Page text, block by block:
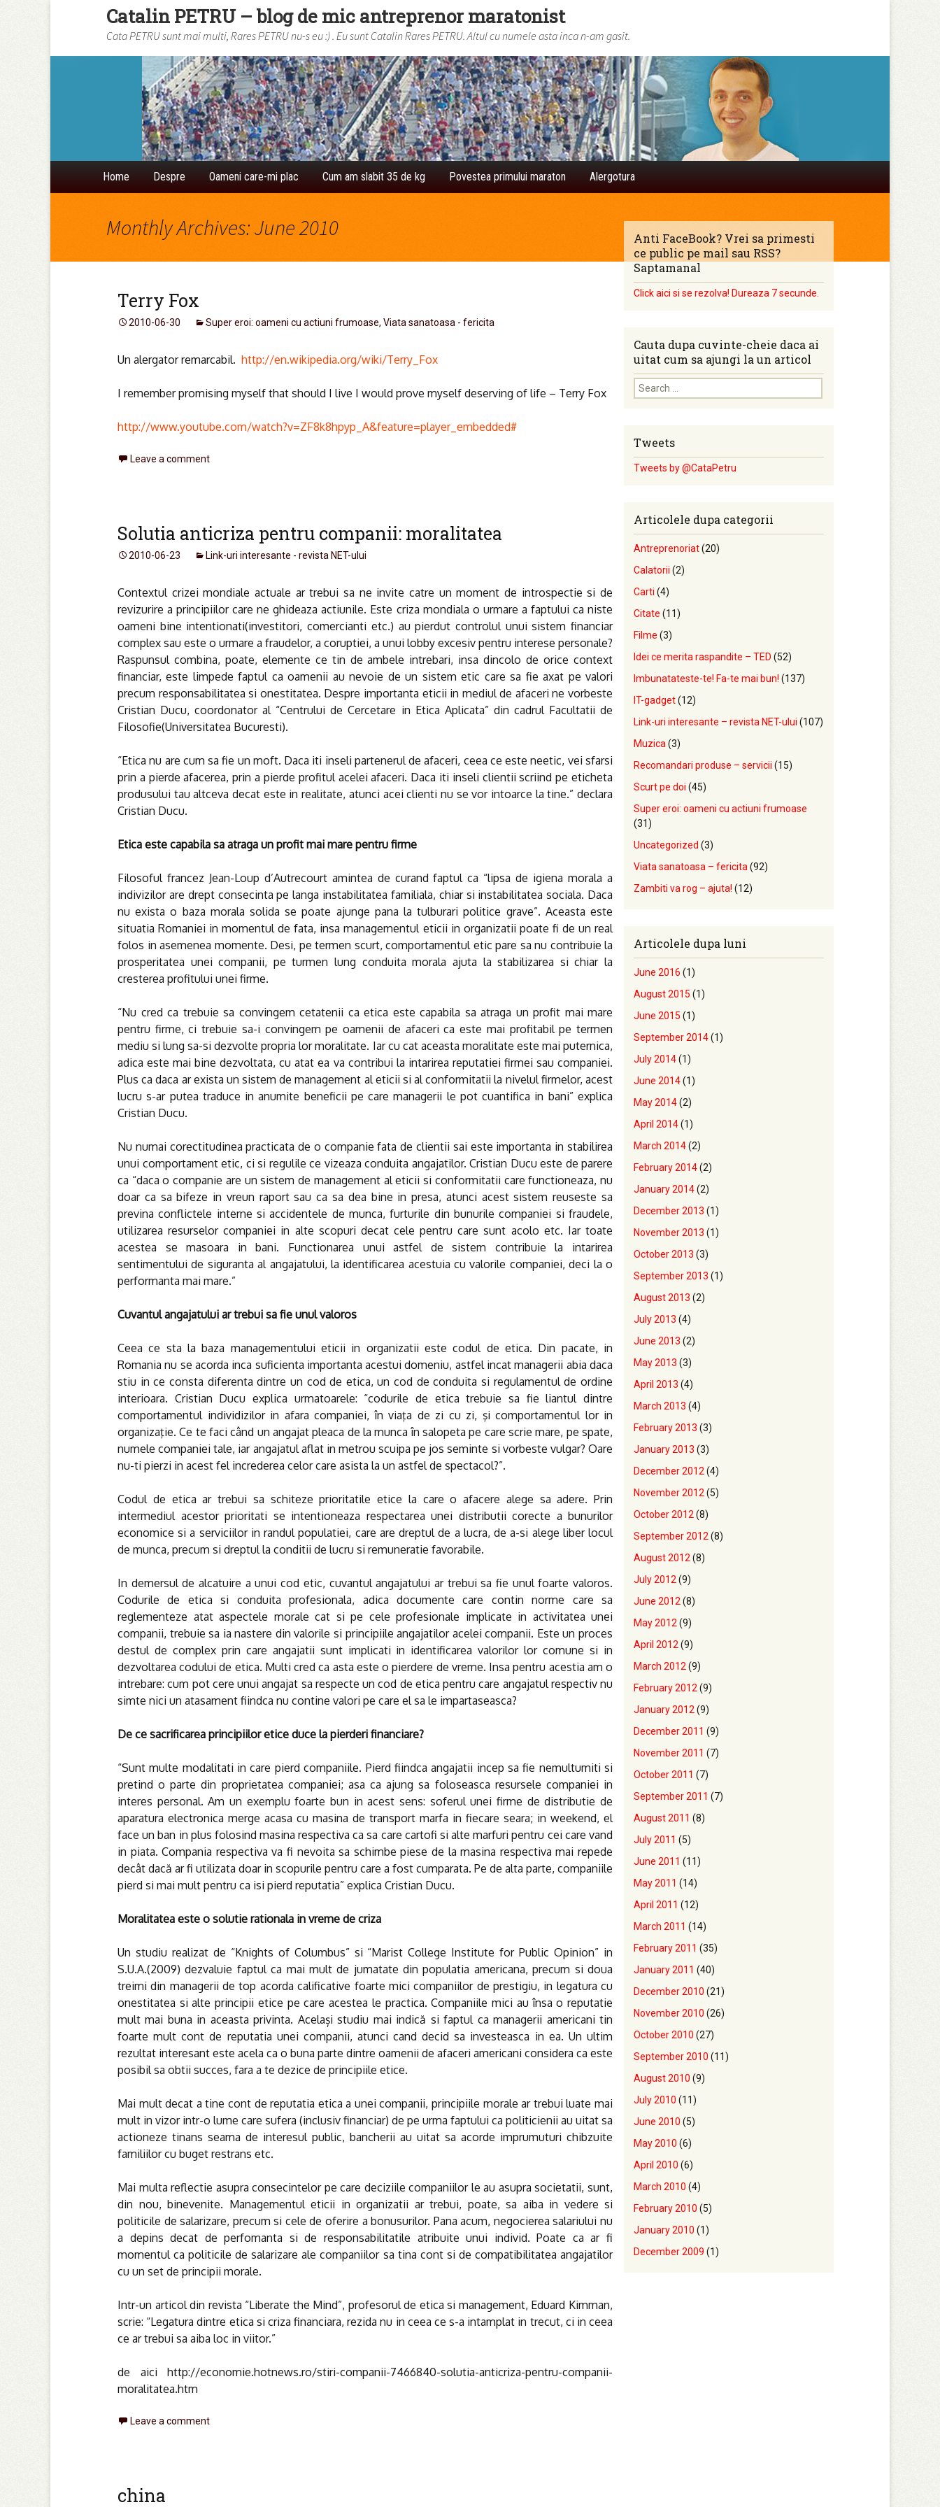
Catalin PETRU – blog de mic antreprenor maratonist
Cata PETRU sunt mai multi, Rares PETRU nu-s eu :) . Eu sunt Catalin Rares PETRU. Altul cu numele asta inca n-am gasit.
Skip to content
Home Despre Oameni care-mi plac Cum am slabit 35 de kg Povestea primului maraton Alergotura
Monthly Archives: June 2010
Terry Fox
2010-06-30 Super eroi: oameni cu actiuni frumoase, Viata sanatoasa - fericita
Un alergator remarcabil. http://en.wikipedia.org/wiki/Terry_Fox
I remember promising myself that should I live I would prove myself deserving of life – Terry Fox
http://www.youtube.com/watch?v=ZF8k8hpyp_A&feature=player_embedded#
Leave a comment
Solutia anticriza pentru companii: moralitatea
2010-06-23 Link-uri interesante - revista NET-ului
Contextul crizei mondiale actuale ar trebui sa ne invite catre un moment de introspectie si de
revizurire a principiilor care ne ghideaza actiunile. Este criza mondiala o urmare a faptului ca niste
oameni bine intentionati(investitori, comercianti etc.) au pierdut controlul unui sistem financiar
complex sau este o urmare a fraudelor, a coruptiei, a unui lobby excesiv pentru interese personale?
Raspunsul combina, poate, elemente ce tin de ambele intrebari, insa dincolo de orice context
financiar, este limpede faptul ca oamenii au nevoie de un sistem etic care sa fie axat pe valori
precum responsabilitatea si onestitatea. Despre importanta eticii in mediul de afaceri ne vorbeste
Cristian Ducu, coordonator al “Centrului de Cercetare in Etica Aplicata” din cadrul Facultatii de
Filosofie(Universitatea Bucuresti).
“Etica nu are cum sa fie un moft. Daca iti inseli partenerul de afaceri, ceea ce este neetic, vei sfarsi
prin a pierde afacerea, prin a pierde profitul acelei afaceri. Daca iti inseli clientii scriind pe eticheta
produsului tau altceva decat este in realitate, atunci acei clienti nu se vor intoarce la tine.” declara
Cristian Ducu.
Etica este capabila sa atraga un profit mai mare pentru firme
Filosoful francez Jean-Loup d’Autrecourt amintea de curand faptul ca “lipsa de igiena morala a
indivizilor are drept consecinta pe langa instabilitatea familiala, chiar si instabilitatea sociala. Daca
nu exista o baza morala solida se poate ajunge pana la tulburari politice grave”. Aceasta este
situatia Romaniei in momentul de fata, insa managementul eticii in organizatii poate fi de un real
folos in asemenea momente. Desi, pe termen scurt, comportamentul etic pare sa nu contribuie la
prosperitatea unei companii, pe turmen lung conduita morala ajuta la stabilizarea si chiar la
cresterea profitului unei firme.
“Nu cred ca trebuie sa convingem cetatenii ca etica este capabila sa atraga un profit mai mare
pentru firme, ci trebuie sa-i convingem pe oamenii de afaceri ca este mai profitabil pe termen
mediu si lung sa-si dezvolte propria lor moralitate. Iar cu cat aceasta moralitate este mai puternica,
adica este mai bine dezvoltata, cu atat ea va contribui la intarirea reputatiei firmei sau companiei.
Plus ca daca ar exista un sistem de management al eticii si al conformitatii la nivelul firmelor, acest
lucru s-ar putea traduce in anumite beneficii pe care managerii le pot cuantifica in bani” explica
Cristian Ducu.
Nu numai corectitudinea practicata de o companie fata de clientii sai este importanta in stabilirea
unui comportament etic, ci si regulile ce vizeaza conduita angajatilor. Cristian Ducu este de parere
ca “daca o companie are un sistem de management al eticii si conformitatii care functioneaza, nu
doar ca sa bifeze in vreun raport sau ca sa dea bine in presa, atunci acest sistem reuseste sa
previna conflictele interne si accidentele de munca, furturile din bunurile companiei si fraudele,
utilizarea resurselor companiei in alte scopuri decat cele pentru care sunt acolo etc. Iar toate
acestea se masoara in bani. Functionarea unui astfel de sistem contribuie la intarirea
sentimentului de siguranta al angajatului, la identificarea acestuia cu valorile companiei, deci la o
performanta mai mare.”
Cuvantul angajatului ar trebui sa fie unul valoros
Ceea ce sta la baza managementului eticii in organizatii este codul de etica. Din pacate, in
Romania nu se acorda inca suficienta importanta acestui domeniu, astfel incat managerii abia daca
stiu in ce consta diferenta dintre un cod de etica, un cod de conduita si regulamentul de ordine
interioara. Cristian Ducu explica urmatoarele: “codurile de etica trebuie sa fie liantul dintre
comportamentul individizilor in afara companiei, în viaţa de zi cu zi, şi comportamentul lor in
organizaţie. Ce te faci când un angajat pleaca de la munca în salopeta pe care scrie mare, pe spate,
numele companiei tale, iar angajatul aflat in metrou scuipa pe jos seminte si vorbeste vulgar? Oare
nu-ti pierzi in acest fel increderea celor care asista la un astfel de spectacol?”.
Codul de etica ar trebui sa schiteze prioritatile etice la care o afacere alege sa adere. Prin
intermediul acestor prioritati se intentioneaza respectarea unei distributii corecte a bunurilor
economice si a serviciilor in randul populatiei, care are dreptul de a lucra, de a-si alege liber locul
de munca, precum si dreptul la conditii de lucru si remuneratie favorabile.
In demersul de alcatuire a unui cod etic, cuvantul angajatului ar trebui sa fie unul foarte valoros.
Codurile de etica si conduita profesionala, adica documente care contin norme care sa
reglementeze atat aspectele morale cat si pe cele profesionale implicate in activitatea unei
companii, trebuie sa ia nastere din valorile si principiile angajatilor acelei companii. Este un proces
destul de complex prin care angajatii sunt implicati in identificarea valorilor lor comune si in
dezvoltarea codului de etica. Multi cred ca asta este o pierdere de vreme. Insa pentru acestia am o
intrebare: cum pot cere unui angajat sa respecte un cod de etica pentru care angajatul respectiv nu
simte nici un atasament fiindca nu contine valori pe care el sa le impartaseasca?
De ce sacrificarea principiilor etice duce la pierderi financiare?
“Sunt multe modalitati in care pierd companiile. Pierd fiindca angajatii incep sa fie nemultumiti si
pretind o parte din proprietatea companiei; asa ca ajung sa foloseasca resursele companiei in
interes personal. Am un exemplu foarte bun in acest sens: soferul unei firme de distributie de
aparatura electronica merge acasa cu masina de transport marfa in fiecare seara; in weekend, el
face un ban in plus folosind masina respectiva ca sa care cartofi si alte marfuri pentru cei care vand
in piata. Compania respectiva va fi nevoita sa schimbe piese de la masina respectiva mai repede
decât dacă ar fi utilizata doar in scopurile pentru care a fost cumparata. Pe de alta parte, companiile
pierd si mai mult pentru ca isi pierd reputatia” explica Cristian Ducu.
Moralitatea este o solutie rationala in vreme de criza
Un studiu realizat de “Knights of Columbus” si “Marist College Institute for Public Opinion” in
S.U.A.(2009) dezvaluie faptul ca mai mult de jumatate din populatia americana, precum si doua
treimi din managerii de top acorda calificative foarte mici companiilor de prestigiu, in legatura cu
onestitatea si alte principii etice pe care acestea le practica. Companiile mici au însa o reputatie
mult mai buna in aceasta privinta. Același studiu mai indică si faptul ca managerii americani tin
foarte mult cont de reputatia unei companii, atunci cand decid sa investeasca in ea. Un ultim
rezultat interesant este acela ca o buna parte dintre oamenii de afaceri americani considera ca este
posibil sa obtii succes, fara a te dezice de principiile etice.
Mai mult decat a tine cont de reputatia etica a unei companii, principiile morale ar trebui luate mai
mult in vizor intr-o lume care sufera (inclusiv financiar) de pe urma faptului ca politicienii au uitat sa
actioneze tinans seama de interesul public, bancherii au uitat sa acorde imprumuturi chibzuite
familiilor cu buget restrans etc.
Mai multa reflectie asupra consecintelor pe care deciziile companiilor le au asupra societatii, sunt,
din nou, binevenite. Managementul eticii in organizatii ar trebui, poate, sa aiba in vedere si
politicile de salarizare, precum si cele de oferire a bonusurilor. Pana acum, negocierea salariului nu
a depins decat de perfomanta si de responsabilitatile atribuite unui individ. Poate ca ar fi
momentul ca politicile de salarizare ale companiilor sa tina cont si de compatibilitatea angajatilor
cu un set de principii morale.
Intr-un articol din revista “Liberate the Mind”, profesorul de etica si management, Eduard Kimman,
scrie: “Legatura dintre etica si criza financiara, rezida nu in ceea ce s-a intamplat in trecut, ci in ceea
ce ar trebui sa aiba loc in viitor.”
de aici http://economie.hotnews.ro/stiri-companii-7466840-solutia-anticriza-pentru-companii-
moralitatea.htm
Leave a comment
china
Anti FaceBook? Vrei sa primesti
ce public pe mail sau RSS?
Saptamanal
Click aici si se rezolva! Dureaza 7 secunde.
Cauta dupa cuvinte-cheie daca ai
uitat cum sa ajungi la un articol
Search for:
Tweets
Tweets by @CataPetru
Articolele dupa categorii
Antreprenoriat(20)
Calatorii (2)
Carti (4)
Citate (11)
Filme (3)
Idei ce merita raspandite – TED (52)
Imbunatateste-te! Fa-te mai bun! (137)
IT-gadget(12)
Link-uri interesante – revista NET-ului (107)
Muzica (3)
Recomandari produse – servicii (15)
Scurt pe doi (45)
Super eroi: oameni cu actiuni frumoase
(31)
Uncategorized (3)
Viata sanatoasa – fericita (92)
Zambiti va rog – ajuta! (12)
Articolele dupa luni
June 2016 (1)
August 2015 (1)
June 2015 (1)
September 2014(1)
July 2014(1)
June 2014(1)
May 2014(2)
April 2014(1)
March 2014(2)
February 2014(2)
January 2014(2)
December 2013 (1)
November 2013 (1)
October 2013 (3)
September 2013 (1)
August 2013 (2)
July 2013 (4)
June 2013 (2)
May 2013 (3)
April 2013 (4)
March 2013 (4)
February 2013 (3)
January 2013 (3)
December 2012 (4)
November 2012 (5)
October 2012 (8)
September 2012 (8)
August 2012 (8)
July 2012 (9)
June 2012 (8)
May 2012 (9)
April 2012 (9)
March 2012 (9)
February 2012 (9)
January 2012 (9)
December 2011 (9)
November 2011 (7)
October 2011 (7)
September 2011 (7)
August 2011 (8)
July 2011 (5)
June 2011 (11)
May 2011 (14)
April 2011 (12)
March 2011 (14)
February 2011 (35)
January 2011 (40)
December 2010 (21)
November 2010 (26)
October 2010 (27)
September 2010 (11)
August 2010 (9)
July 2010 (11)
June 2010 (5)
May 2010 (6)
April 2010 (6)
March 2010 (4)
February 2010 (5)
January 2010 (1)
December 2009 (1)